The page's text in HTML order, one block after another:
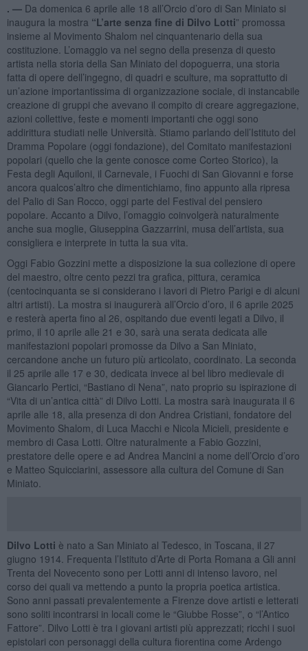
. — Da domenica 6 aprile alle 18 all’Orcio d’oro di San Miniato si
inaugura la mostra “L’arte senza fine di Dilvo Lotti” promossa
insieme al Movimento Shalom nel cinquantenario della sua
costituzione. L’omaggio va nel segno della presenza di questo
artista nella storia della San Miniato del dopoguerra, una storia
fatta di opere dell’ingegno, di quadri e sculture, ma soprattutto di
un’azione importantissima di organizzazione sociale, di instancabile
creazione di gruppi che avevano il compito di creare aggregazione,
azioni collettive, feste e momenti importanti che oggi sono
addirittura studiati nelle Università. Stiamo parlando dell’Istituto del
Dramma Popolare (oggi fondazione), del Comitato manifestazioni
popolari (quello che la gente conosce come Corteo Storico), la
Festa degli Aquiloni, il Carnevale, i Fuochi di San Giovanni e forse
ancora qualcos’altro che dimentichiamo, fino appunto alla ripresa
del Palio di San Rocco, oggi parte del Festival del pensiero
popolare. Accanto a Dilvo, l’omaggio coinvolgerà naturalmente
anche sua moglie, Giuseppina Gazzarrini, musa dell’artista, sua
consigliera e interprete in tutta la sua vita.
Oggi Fabio Gozzini mette a disposizione la sua collezione di opere
del maestro, oltre cento pezzi tra grafica, pittura, ceramica
(centocinquanta se si considerano i lavori di Pietro Parigi e di alcuni
altri artisti). La mostra si inaugurerà all’Orcio d’oro, il 6 aprile 2025
e resterà aperta fino al 26, ospitando due eventi legati a Dilvo, il
primo, il 10 aprile alle 21 e 30, sarà una serata dedicata alle
manifestazioni popolari promosse da Dilvo a San Miniato,
cercandone anche un futuro più articolato, coordinato. La seconda
il 25 aprile alle 17 e 30, dedicata invece al bel libro medievale di
Giancarlo Pertici, “Bastiano di Nena”, nato proprio su ispirazione di
“Vita di un’antica città” di Dilvo Lotti. La mostra sarà inaugurata il 6
aprile alle 18, alla presenza di don Andrea Cristiani, fondatore del
Movimento Shalom, di Luca Macchi e Nicola Micieli, presidente e
membro di Casa Lotti. Oltre naturalmente a Fabio Gozzini,
prestatore delle opere e ad Andrea Mancini a nome dell’Orcio d’oro
e Matteo Squicciarini, assessore alla cultura del Comune di San
Miniato.
Dilvo Lotti è nato a San Miniato al Tedesco, in Toscana, il 27
giugno 1914. Frequenta l’Istituto d’Arte di Porta Romana a Gli anni
Trenta del Novecento sono per Lotti anni di intenso lavoro, nel
corso dei quali va mettendo a punto la propria poetica artistica.
Sono anni passati prevalentemente a Firenze dove artisti e letterati
sono soliti incontrarsi in locali come le “Giubbe Rosse”, o “l’Antico
Fattore”. Dilvo Lotti è tra i giovani artisti più apprezzati; ricchi i suoi
epistolari con personaggi della cultura fiorentina come Ardengo